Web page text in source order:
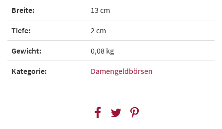
Breite: 13 cm
Tiefe: 2 cm
Gewicht: 0,08 kg
Kategorie: Damengeldbörsen